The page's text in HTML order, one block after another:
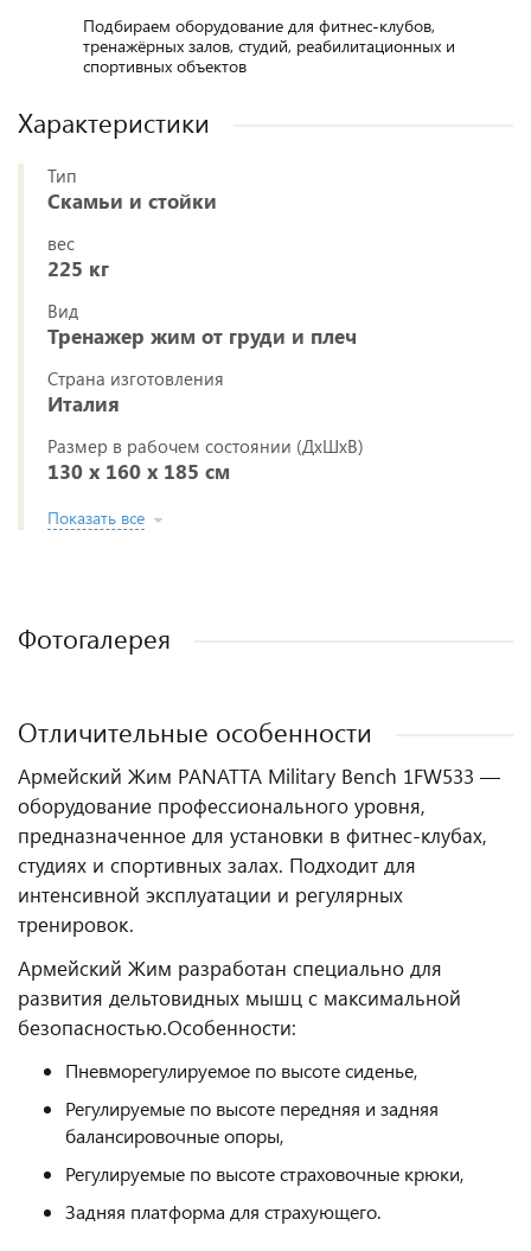
Подбираем оборудование для фитнес-клубов,
тренажёрных залов, студий, реабилитационных и
спортивных объектов
Характеристики
Тип
Скамьи и стойки
вес
225 кг
Вид
Тренажер жим от груди и плеч
Страна изготовления
Италия
Размер в рабочем состоянии (ДxШxВ)
130 х 160 х 185 см
Показать все
Фотогалерея
Отличительные особенности
Армейский Жим PANATTA Military Bench 1FW533 —
оборудование профессионального уровня,
предназначенное для установки в фитнес‑клубах,
студиях и спортивных залах. Подходит для
интенсивной эксплуатации и регулярных
тренировок.
Армейский Жим разработан специально для
развития дельтовидных мышц с максимальной
безопасностью.Особенности:
Пневморегулируемое по высоте сиденье,
Регулируемые по высоте передняя и задняя
балансировочные опоры,
Регулируемые по высоте страховочные крюки,
Задняя платформа для страхующего.